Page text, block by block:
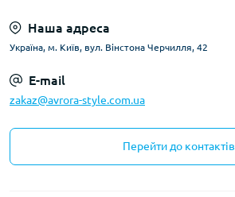
Наша адреса
Україна, м. Київ, вул. Вінстона Черчилля, 42
E-mail
zakaz@avrora-style.com.ua
Перейти до контактів